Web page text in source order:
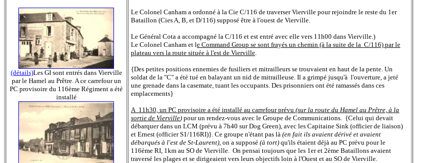
(détails)Les GI sont entrés dans Vierville
par le Hamel au Prêtre. A ce carrefour un
PC provisoire du 116ème Régiment a été
installé
Le Colonel Canham a ordonné à la Cie C/116 de traverser Vierville pour rejoindre le reste du 1er
Bataillon (Cies A, B, et D/116) supposé être à l'ouest de Vierville.
Le Général Cota a accompagné la C/116 et est entré avec elle vers 11h00 dans Vierville.)
Le Colonel Canham et le Command Group se sont frayés un chemin (à la suite de la C/116) par le
plateau vers la route située à l'est de Vierville.
{Des petites positions ennemies de fusiliers et mitrailleurs se trouvaient en haut de la pente. Un
soldat de la "C" a été tué en balayant un nid de mitrailleuse. Il a grimpé jusqu'à l'ouverture, a jeté
une grenade dans la casemate, tuant les occupants. Des prisonniers ont été ramassés dans ces
emplacements}
A 11h30, un PC provisoire a été installé au carrefour prévu (sur la route du Hamel au Prêtre, à la
sortie de Vierville) pour un rendez-vous avec le Groupe de Communications. {Celui qui devait
débarquer dans un LCM (prévu à 7h40 sur Dog Green), avec les Capitaine Sink (officier de liaison)
et Ernest (officier S1/116RI)}. Ce groupe n'étant pas là (en fait ils avaient dérivé et avaient
débarqués à l'est de St-Laurent), on a supposé (à tort) qu'ils étaient déjà au PC prévu pour le
116ème RI, 1km au SO de Vierville. On pensai toujours que les 1er et 2ème Bataillons avaient
traversé les plages et se dirigeaient vers leurs objectifs loin à l'Ouest et au SO de Vierville.